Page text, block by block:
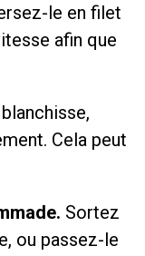
le en filet
afin que
Cela peut
Sortez
ou passez-le